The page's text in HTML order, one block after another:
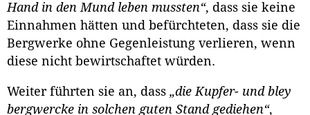
Hand in den Mund leben mussten“, dass sie keine
Einnahmen hätten und befürchteten, dass sie die
Bergwerke ohne Gegenleistung verlieren, wenn
diese nicht bewirtschaftet würden.
Weiter führten sie an, dass „die Kupfer- und bley
bergwercke in solchen guten Stand gediehen“,